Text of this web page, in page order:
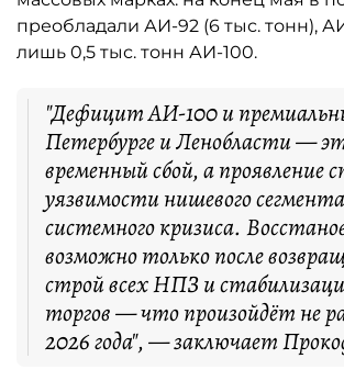
преобладали АИ-92 (6 тыс. тонн),
лишь 0,5 тыс. тонн АИ-100.
"Дефицит АИ-100 и
Петербурге и Ленобласти —
временный сбой, а проявление
уязвимости нишевого
системного кризиса.
возможно только после
строй всех НПЗ и
торгов — что произойдёт не
2026 года", — заключает